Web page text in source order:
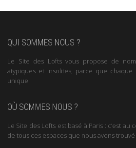
QUI SOMMES NOUS ?
Le Site des Lofts vous propose de
atypiques et insolites, parce que chaque
unique.
OÙ SOMMES NOUS ?
Le Site des Lofts est basé à Paris : c’est au
de tous ces espaces que nous avons